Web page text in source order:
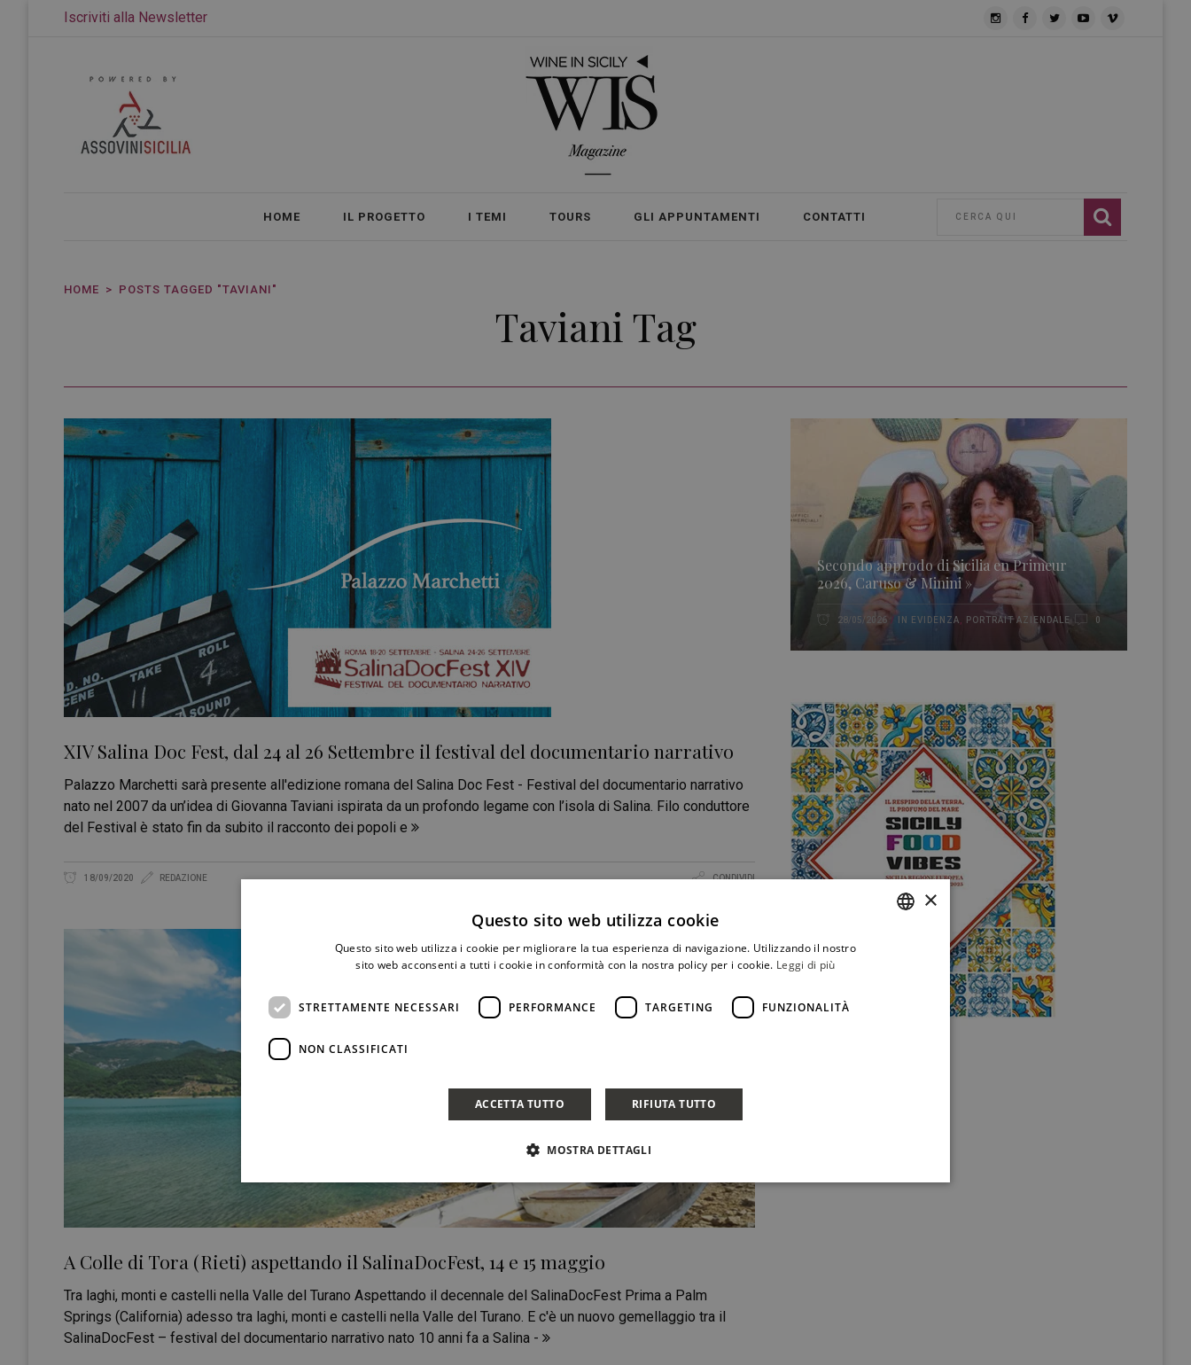
Iscriviti alla Newsletter
HOME IL PROGETTO I TEMI TOURS GLI APPUNTAMENTI CONTATTI
HOME POSTS TAGGED "TAVIANI"
Taviani Tag
XIV Salina Doc Fest, dal 24 al 26 Settembre il festival del documentario narrativo
Palazzo Marchetti sarà presente all'edizione romana del Salina Doc Fest - Festival del documentario narrativo
nato nel 2007 da un’idea di Giovanna Taviani ispirata da un profondo legame con l’isola di Salina. Filo conduttore
del Festival è stato fin da subito il racconto dei popoli e
18/09/2020 REDAZIONE CONDIVIDI
A Colle di Tora (Rieti) aspettando il SalinaDocFest, 14 e 15 maggio
Tra laghi, monti e castelli nella Valle del Turano Aspettando il decennale del SalinaDocFest Prima a Palm
Springs (California) adesso tra laghi, monti e castelli nella Valle del Turano. E c'è un nuovo gemellaggio tra il
SalinaDocFest – festival del documentario narrativo nato 10 anni fa a Salina -
Secondo approdo di Sicilia en Primeur
2026, Caruso & Minini »
28/05/2026 IN EVIDENZA PORTRAIT AZIENDALE 0
×
Questo sito web utilizza cookie
Questo sito web utilizza i cookie per migliorare la tua esperienza di navigazione. Utilizzando il nostro
sito web acconsenti a tutti i cookie in conformità con la nostra policy per i cookie. Leggi di più
STRETTAMENTE NECESSARI PERFORMANCE TARGETING FUNZIONALITÀ
NON CLASSIFICATI
ACCETTA TUTTO RIFIUTA TUTTO
MOSTRA DETTAGLI